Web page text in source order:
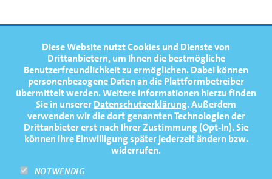
Diese Website nutzt Cookies und Dienste von
Drittanbietern, um Ihnen die bestmögliche
Benutzerfreundlichkeit zu ermöglichen.Dabei können
personenbezogene Daten an die Plattformbetreiber
übermittelt werden. Weitere Informationen hierzu finden
Sie in unsererDatenschutzerklärung. Außerdem
verwenden wir die dort genannten Technologien der
Drittanbieter erst nach Ihrer Zustimmung (Opt-In). Sie
können Ihre Einwilligung später jederzeit ändern bzw.
widerrufen.
NOTWENDIG
FOOTERNAVIGATION
NEWS
TERMINE
MEDIATHEK
PRESSE
FAQ
NEWSLETTER